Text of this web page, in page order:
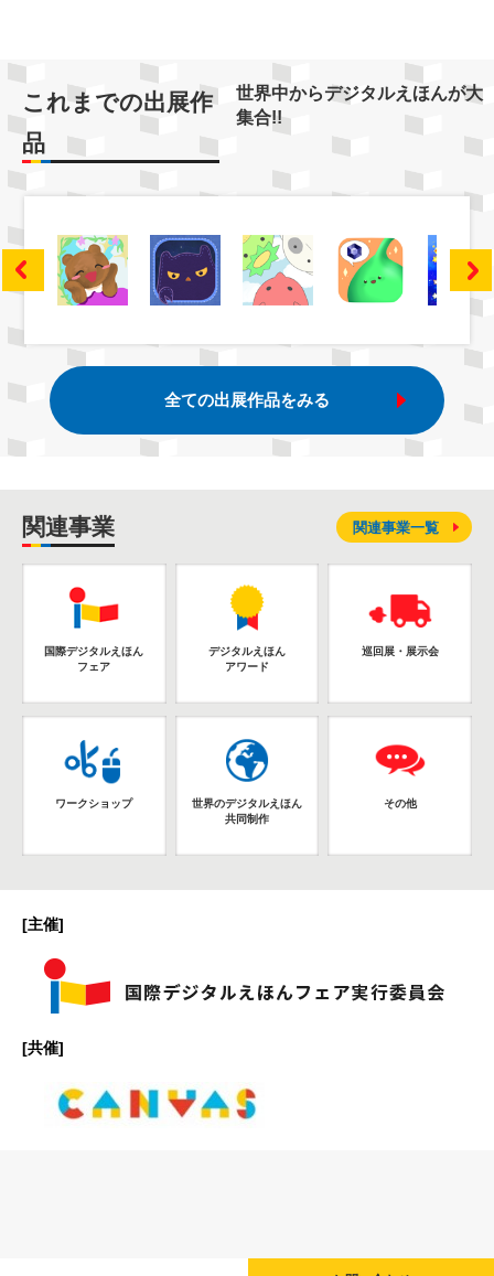
これまでの出展作
品
世界中からデジタルえほんが大
集合!!
全ての出展作品をみる
関連事業
国際デジタルえほん
フェア
デジタルえほん
アワード
巡回展・展示会
ワークショップ
世界のデジタルえほん
共同制作
その他
関連事業一覧
[主催]
[共催]